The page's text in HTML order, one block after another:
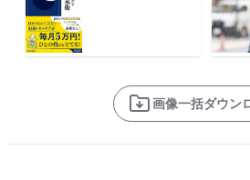
画像一括ダウン